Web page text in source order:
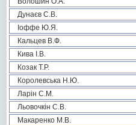
Дунаєв С.В.
Іоффе Ю.Я.
Кальцев В.Ф.
Кива І.В.
Козак Т.Р.
Королевська Н.Ю.
Ларін С.М.
Льовочкін С.В.
Макаренко М.В.